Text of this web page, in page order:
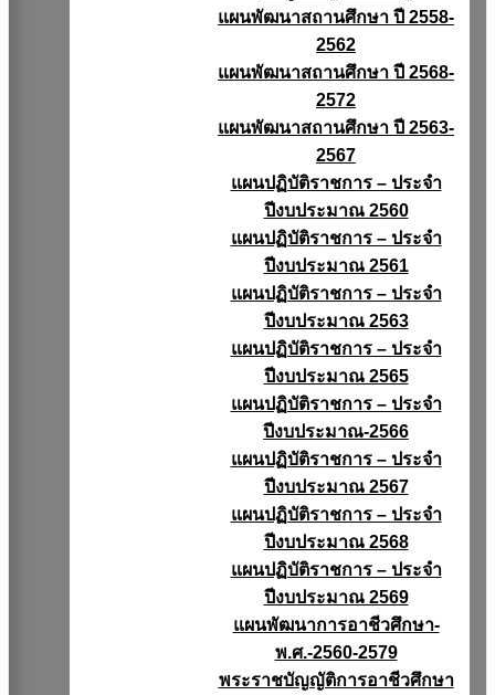
แผนพัฒนาสถานศึกษา ปี 2558-
2562
แผนพัฒนาสถานศึกษา ปี 2568-
2572
แผนพัฒนาสถานศึกษา ปี 2563-
2567
แผนปฏิบัติราชการ – ประจำ
ปีงบประมาณ 2560
แผนปฏิบัติราชการ – ประจำ
ปีงบประมาณ 2561
แผนปฏิบัติราชการ – ประจำ
ปีงบประมาณ 2563
แผนปฏิบัติราชการ – ประจำ
ปีงบประมาณ 2565
แผนปฏิบัติราชการ – ประจำ
ปีงบประมาณ-2566
แผนปฏิบัติราชการ – ประจำ
ปีงบประมาณ 2567
แผนปฏิบัติราชการ – ประจำ
ปีงบประมาณ 2568
แผนปฏิบัติราชการ – ประจำ
ปีงบประมาณ 2569
แผนพัฒนาการอาชีวศึกษา-
พ.ศ.-2560-2579
พระราชบัญญัติการอาชีวศึกษา